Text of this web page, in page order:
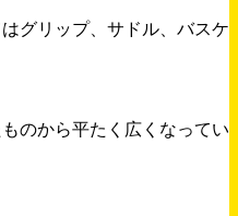
グリップ、サドル、バスケ
のから平たく広くなってい